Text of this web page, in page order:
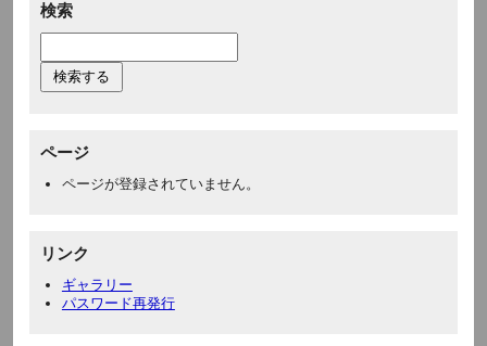
検索
ページ
ページが登録されていません。
リンク
ギャラリー
パスワード再発行